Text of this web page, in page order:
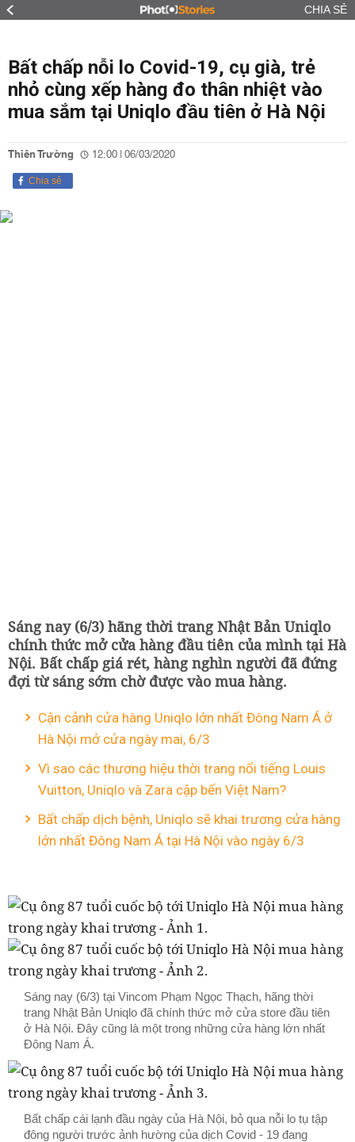
CHIA SẺ
Bất chấp nỗi lo Covid-19, cụ già, trẻ
nhỏ cùng xếp hàng đo thân nhiệt vào
mua sắm tại Uniqlo đầu tiên ở Hà Nội
Thiên Trường 12:00 | 06/03/2020
Chia sẻ
Sáng nay (6/3) hãng thời trang Nhật Bản Uniqlo
chính thức mở cửa hàng đầu tiên của mình tại Hà
Nội. Bất chấp giá rét, hàng nghìn người đã đứng
đợi từ sáng sớm chờ được vào mua hàng.
Cận cảnh cửa hàng Uniqlo lớn nhất Đông Nam Á ở
Hà Nội mở cửa ngày mai, 6/3
Vì sao các thương hiệu thời trang nổi tiếng Louis
Vuitton, Uniqlo và Zara cập bến Việt Nam?
Bất chấp dịch bệnh, Uniqlo sẽ khai trương cửa hàng
lớn nhất Đông Nam Á tại Hà Nội vào ngày 6/3
Sáng nay (6/3) tại Vincom Phạm Ngọc Thạch, hãng thời
trang Nhật Bản Uniqlo đã chính thức mở cửa store đầu tiên
ở Hà Nội. Đây cũng là một trong những cửa hàng lớn nhất
Đông Nam Á.
Bất chấp cái lạnh đầu ngày của Hà Nội, bỏ qua nỗi lo tụ tập
đông người trước ảnh hường của dịch Covid - 19 đang